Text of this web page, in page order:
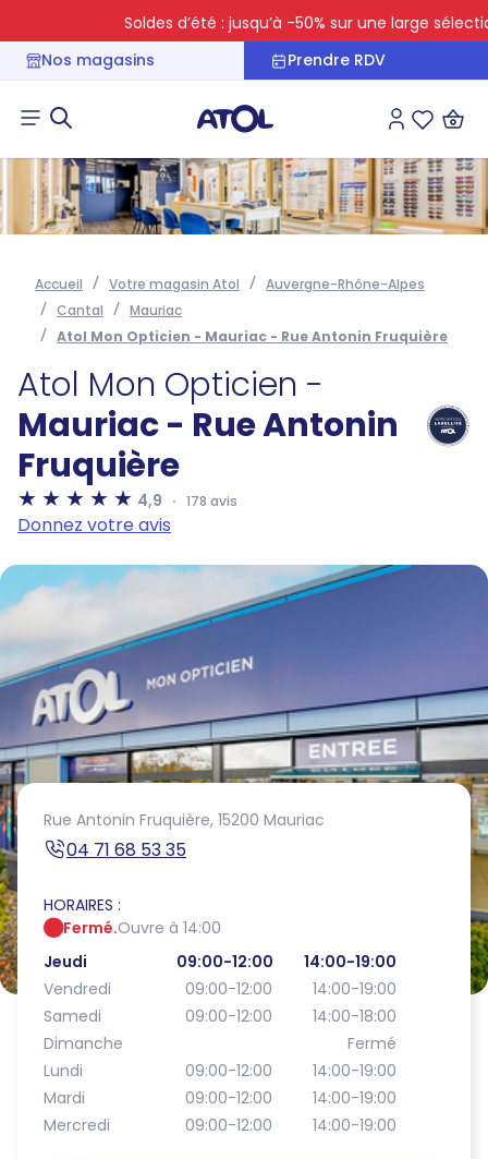
Soldes d’été : jusqu’à -50% sur une large sélection
Nos magasins
Prendre RDV
Connexion
Accueil Votre magasin Atol
Auvergne-Rhône-Alpes
Cantal
Mauriac
Atol Mon Opticien - Mauriac - Rue Antonin Fruquière
Atol Mon Opticien -
Mauriac - Rue Antonin
Fruquière
4,9 178 avis
Donnez votre avis
Rue Antonin Fruquière, 15200 Mauriac
04 71 68 53 35
HORAIRES :
Fermé.Ouvre à 14:00
Jeudi
09:00-12:00
14:00-19:00
Vendredi
09:00-12:00
14:00-19:00
Samedi
09:00-12:00
14:00-18:00
Dimanche
Fermé
Lundi
09:00-12:00
14:00-19:00
Mardi
09:00-12:00
14:00-19:00
Mercredi
09:00-12:00 14:00-19:00